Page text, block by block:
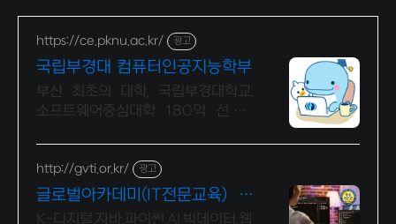
https://ce.pknu.ac.kr/ 광고
국립부경대 컴퓨터인공지능학부
부산 최초의 대학, 국립부경대학교,
소프트웨어중심대학 180억 선정 :
대학 선정 (187억원 지원)
http://gvti.or.kr/ 광고
글로벌아카데미(IT전문교육) 고
용노동부지정 우수훈련기관
K-디지털,자바,파이썬,AI,빅데이터,웹